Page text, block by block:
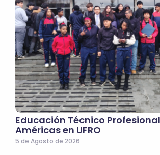
Educación Técnico
Américas en UFRO
5 de Agosto de 2026